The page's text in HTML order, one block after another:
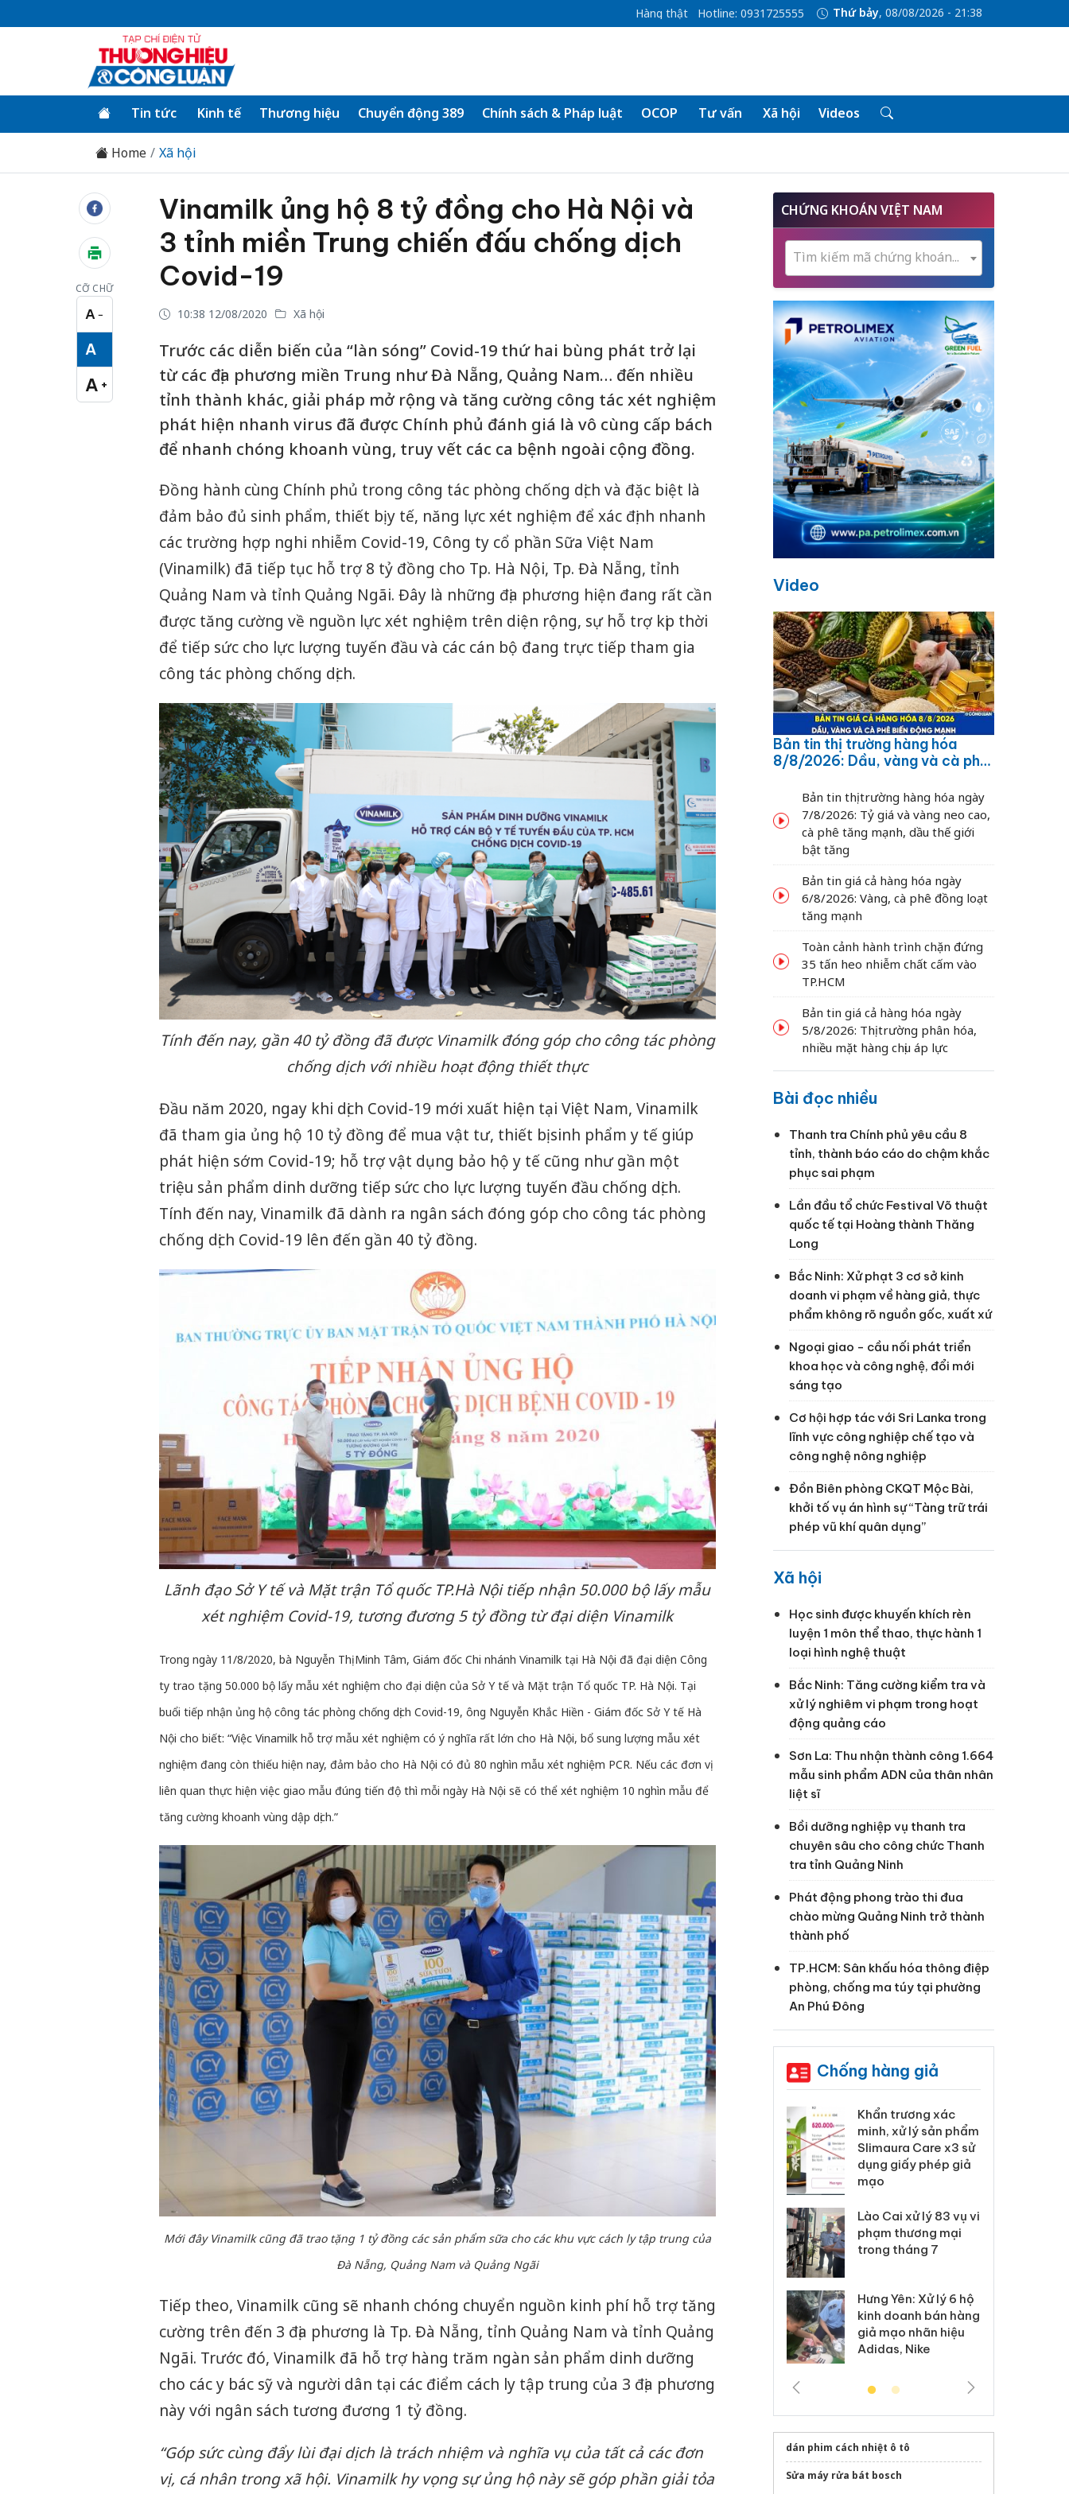
Hàng thật Hotline: 0931725555 Thứ bảy, 08/08/2026 - 21:38
Tin tức Kinh tế Thương hiệu Chuyển động 389 Chính sách & Pháp luật OCOP Tư vấn Xã hội Videos
Home Xã hội
CỠ CHỮ
A −
Cỡ chữ nhỏ
A
Cỡ chữ vừa
A +
Cỡ chữ lớn
Vinamilk ủng hộ 8 tỷ đồng cho Hà Nội và
3 tỉnh miền Trung chiến đấu chống dịch
Covid-19
10:38 12/08/2020 Xã hội
Trước các diễn biến của “làn sóng” Covid-19 thứ hai bùng phát trở lại
từ các địa phương miền Trung như Đà Nẵng, Quảng Nam… đến nhiều
tỉnh thành khác, giải pháp mở rộng và tăng cường công tác xét nghiệm
phát hiện nhanh virus đã được Chính phủ đánh giá là vô cùng cấp bách
để nhanh chóng khoanh vùng, truy vết các ca bệnh ngoài cộng đồng.
Đồng hành cùng Chính phủ trong công tác phòng chống dịch và đặc biệt là
đảm bảo đủ sinh phẩm, thiết bị y tế, năng lực xét nghiệm để xác định nhanh
các trường hợp nghi nhiễm Covid-19, Công ty cổ phần Sữa Việt Nam
(Vinamilk) đã tiếp tục hỗ trợ 8 tỷ đồng cho Tp. Hà Nội, Tp. Đà Nẵng, tỉnh
Quảng Nam và tỉnh Quảng Ngãi. Đây là những địa phương hiện đang rất cần
được tăng cường về nguồn lực xét nghiệm trên diện rộng, sự hỗ trợ kịp thời
để tiếp sức cho lực lượng tuyến đầu và các cán bộ đang trực tiếp tham gia
công tác phòng chống dịch.
Tính đến nay, gần 40 tỷ đồng đã được Vinamilk đóng góp cho công tác phòng
chống dịch với nhiều hoạt động thiết thực
Đầu năm 2020, ngay khi dịch Covid-19 mới xuất hiện tại Việt Nam, Vinamilk
đã tham gia ủng hộ 10 tỷ đồng để mua vật tư, thiết bị sinh phẩm y tế giúp
phát hiện sớm Covid-19; hỗ trợ vật dụng bảo hộ y tế cũng như gần một
triệu sản phẩm dinh dưỡng tiếp sức cho lực lượng tuyến đầu chống dịch.
Tính đến nay, Vinamilk đã dành ra ngân sách đóng góp cho công tác phòng
chống dịch Covid-19 lên đến gần 40 tỷ đồng.
Lãnh đạo Sở Y tế và Mặt trận Tổ quốc TP.Hà Nội tiếp nhận 50.000 bộ lấy mẫu
xét nghiệm Covid-19, tương đương 5 tỷ đồng từ đại diện Vinamilk
Trong ngày 11/8/2020, bà Nguyễn Thị Minh Tâm, Giám đốc Chi nhánh Vinamilk tại Hà Nội đã đại diện Công
ty trao tặng 50.000 bộ lấy mẫu xét nghiệm cho đại diện của Sở Y tế và Mặt trận Tổ quốc TP. Hà Nội. Tại
buổi tiếp nhận ủng hộ công tác phòng chống dịch Covid-19, ông Nguyễn Khắc Hiền - Giám đốc Sở Y tế Hà
Nội cho biết: “Việc Vinamilk hỗ trợ mẫu xét nghiệm có ý nghĩa rất lớn cho Hà Nội, bổ sung lượng mẫu xét
nghiệm đang còn thiếu hiện nay, đảm bảo cho Hà Nội có đủ 80 nghìn mẫu xét nghiệm PCR. Nếu các đơn vị
liên quan thực hiện việc giao mẫu đúng tiến độ thì mỗi ngày Hà Nội sẽ có thể xét nghiệm 10 nghìn mẫu để
tăng cường khoanh vùng dập dịch.”
Mới đây Vinamilk cũng đã trao tặng 1 tỷ đồng các sản phẩm sữa cho các khu vực cách ly tập trung của
Đà Nẵng, Quảng Nam và Quảng Ngãi
Tiếp theo, Vinamilk cũng sẽ nhanh chóng chuyển nguồn kinh phí hỗ trợ tăng
cường trên đến 3 địa phương là Tp. Đà Nẵng, tỉnh Quảng Nam và tỉnh Quảng
Ngãi. Trước đó, Vinamilk đã hỗ trợ hàng trăm ngàn sản phẩm dinh dưỡng
cho các y bác sỹ và người dân tại các điểm cách ly tập trung của 3 địa phương
này với ngân sách tương đương 1 tỷ đồng.
“Góp sức cùng đẩy lùi đại dịch là trách nhiệm và nghĩa vụ của tất cả các đơn
vị, cá nhân trong xã hội. Vinamilk hy vọng sự ủng hộ này sẽ góp phần giải tỏa
CHỨNG KHOÁN VIỆT NAM
Tìm kiếm mã chứng khoán...
Video
Bản tin thị trường hàng hóa
8/8/2026: Dầu, vàng và cà phê
Bản tin thị trường hàng hóa ngày
7/8/2026: Tỷ giá và vàng neo cao,
cà phê tăng mạnh, dầu thế giới
bật tăng
Bản tin giá cả hàng hóa ngày
6/8/2026: Vàng, cà phê đồng loạt
tăng mạnh
Toàn cảnh hành trình chặn đứng
35 tấn heo nhiễm chất cấm vào
TP.HCM
Bản tin giá cả hàng hóa ngày
5/8/2026: Thị trường phân hóa,
nhiều mặt hàng chịu áp lực
Bài đọc nhiều
Thanh tra Chính phủ yêu cầu 8
tỉnh, thành báo cáo do chậm khắc
phục sai phạm
Lần đầu tổ chức Festival Võ thuật
quốc tế tại Hoàng thành Thăng
Long
Bắc Ninh: Xử phạt 3 cơ sở kinh
doanh vi phạm về hàng giả, thực
phẩm không rõ nguồn gốc, xuất xứ
Ngoại giao - cầu nối phát triển
khoa học và công nghệ, đổi mới
sáng tạo
Cơ hội hợp tác với Sri Lanka trong
lĩnh vực công nghiệp chế tạo và
công nghệ nông nghiệp
Đồn Biên phòng CKQT Mộc Bài,
khởi tố vụ án hình sự “Tàng trữ trái
phép vũ khí quân dụng”
Xã hội
Học sinh được khuyến khích rèn
luyện 1 môn thể thao, thực hành 1
loại hình nghệ thuật
Bắc Ninh: Tăng cường kiểm tra và
xử lý nghiêm vi phạm trong hoạt
động quảng cáo
Sơn La: Thu nhận thành công 1.664
mẫu sinh phẩm ADN của thân nhân
liệt sĩ
Bồi dưỡng nghiệp vụ thanh tra
chuyên sâu cho công chức Thanh
tra tỉnh Quảng Ninh
Phát động phong trào thi đua
chào mừng Quảng Ninh trở thành
thành phố
TP.HCM: Sân khấu hóa thông điệp
phòng, chống ma túy tại phường
An Phú Đông
Chống hàng giả
Cà Mau: Tiêu hủy
bảo vệ môi trường
Công an Thanh Hóa
tìm bị hại trong vụ
án sản xuất, buôn
Thanh Hóa: Tìm bị
hại trong vụ án buôn
bán bình sữa
Moyuum giả
Khẩn trương xác
minh, xử lý sản phẩm
Slimaura Care x3 sử
dụng giấy phép giả
mạo
Lào Cai xử lý 83 vụ vi
phạm thương mại
trong tháng 7
Hưng Yên: Xử lý 6 hộ
kinh doanh bán hàng
giả mạo nhãn hiệu
Adidas, Nike
dán phim cách nhiệt ô tô
Sửa máy rửa bát bosch